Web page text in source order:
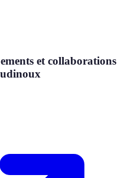
et collaborations